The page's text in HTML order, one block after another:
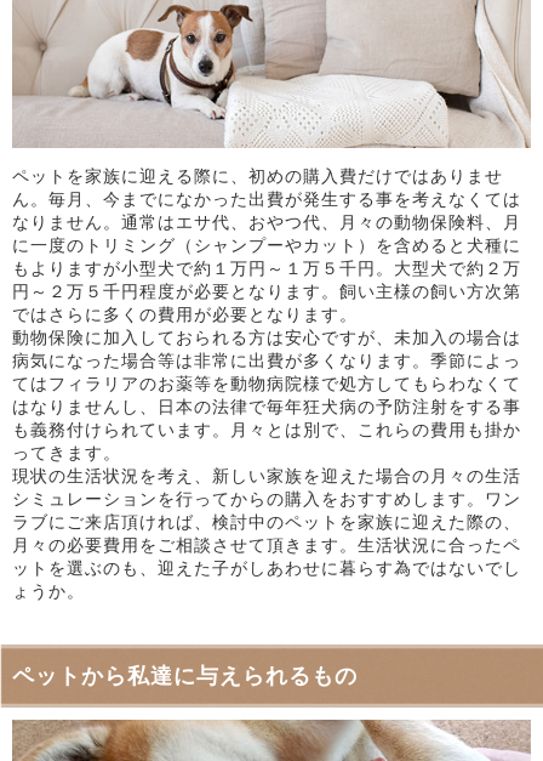
ペットを家族に迎える際に、初めの購入費だけではありませ
ん。毎月、今までになかった出費が発生する事を考えなくては
なりません。通常はエサ代、おやつ代、月々の動物保険料、月
に一度のトリミング（シャンプーやカット）を含めると犬種に
もよりますが小型犬で約１万円～１万５千円。大型犬で約２万
円～２万５千円程度が必要となります。飼い主様の飼い方次第
ではさらに多くの費用が必要となります。
動物保険に加入しておられる方は安心ですが、未加入の場合は
病気になった場合等は非常に出費が多くなります。季節によっ
てはフィラリアのお薬等を動物病院様で処方してもらわなくて
はなりませんし、日本の法律で毎年狂犬病の予防注射をする事
も義務付けられています。月々とは別で、これらの費用も掛か
ってきます。
現状の生活状況を考え、新しい家族を迎えた場合の月々の生活
シミュレーションを行ってからの購入をおすすめします。ワン
ラブにご来店頂ければ、検討中のペットを家族に迎えた際の、
月々の必要費用をご相談させて頂きます。生活状況に合ったペ
ットを選ぶのも、迎えた子がしあわせに暮らす為ではないでし
ょうか。
ペットから私達に与えられるもの